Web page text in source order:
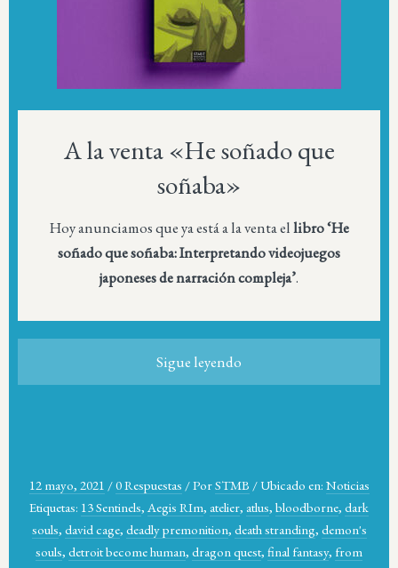
A la venta «He soñado que
soñaba»
Hoy anunciamos que ya está a la venta ellibro ‘He
soñado que soñaba: Interpretando videojuegos
japoneses de narración compleja’.
Sigue leyendo
12 mayo, 2021 /0 Respuestas /PorSTMB / Ubicado en: Noticias
Etiquetas: 13 Sentinels, Aegis RIm, atelier, atlus, bloodborne, dark
souls, david cage, deadly premonition, death stranding, demon's
souls, detroit become human, dragon quest, final fantasy, from